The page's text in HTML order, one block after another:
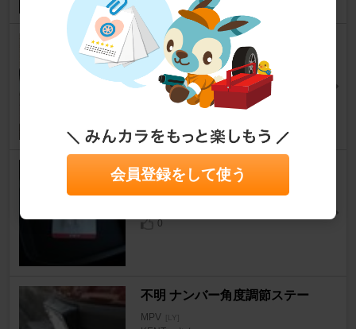
Surluster ホイールコーティン
グ
MPV [LY]
miyamo23Tさん
キャズ ＬＥＤバルブ
0
不明 ナンバー角度調節ステー
MPV [LY]
会員登録をして使う